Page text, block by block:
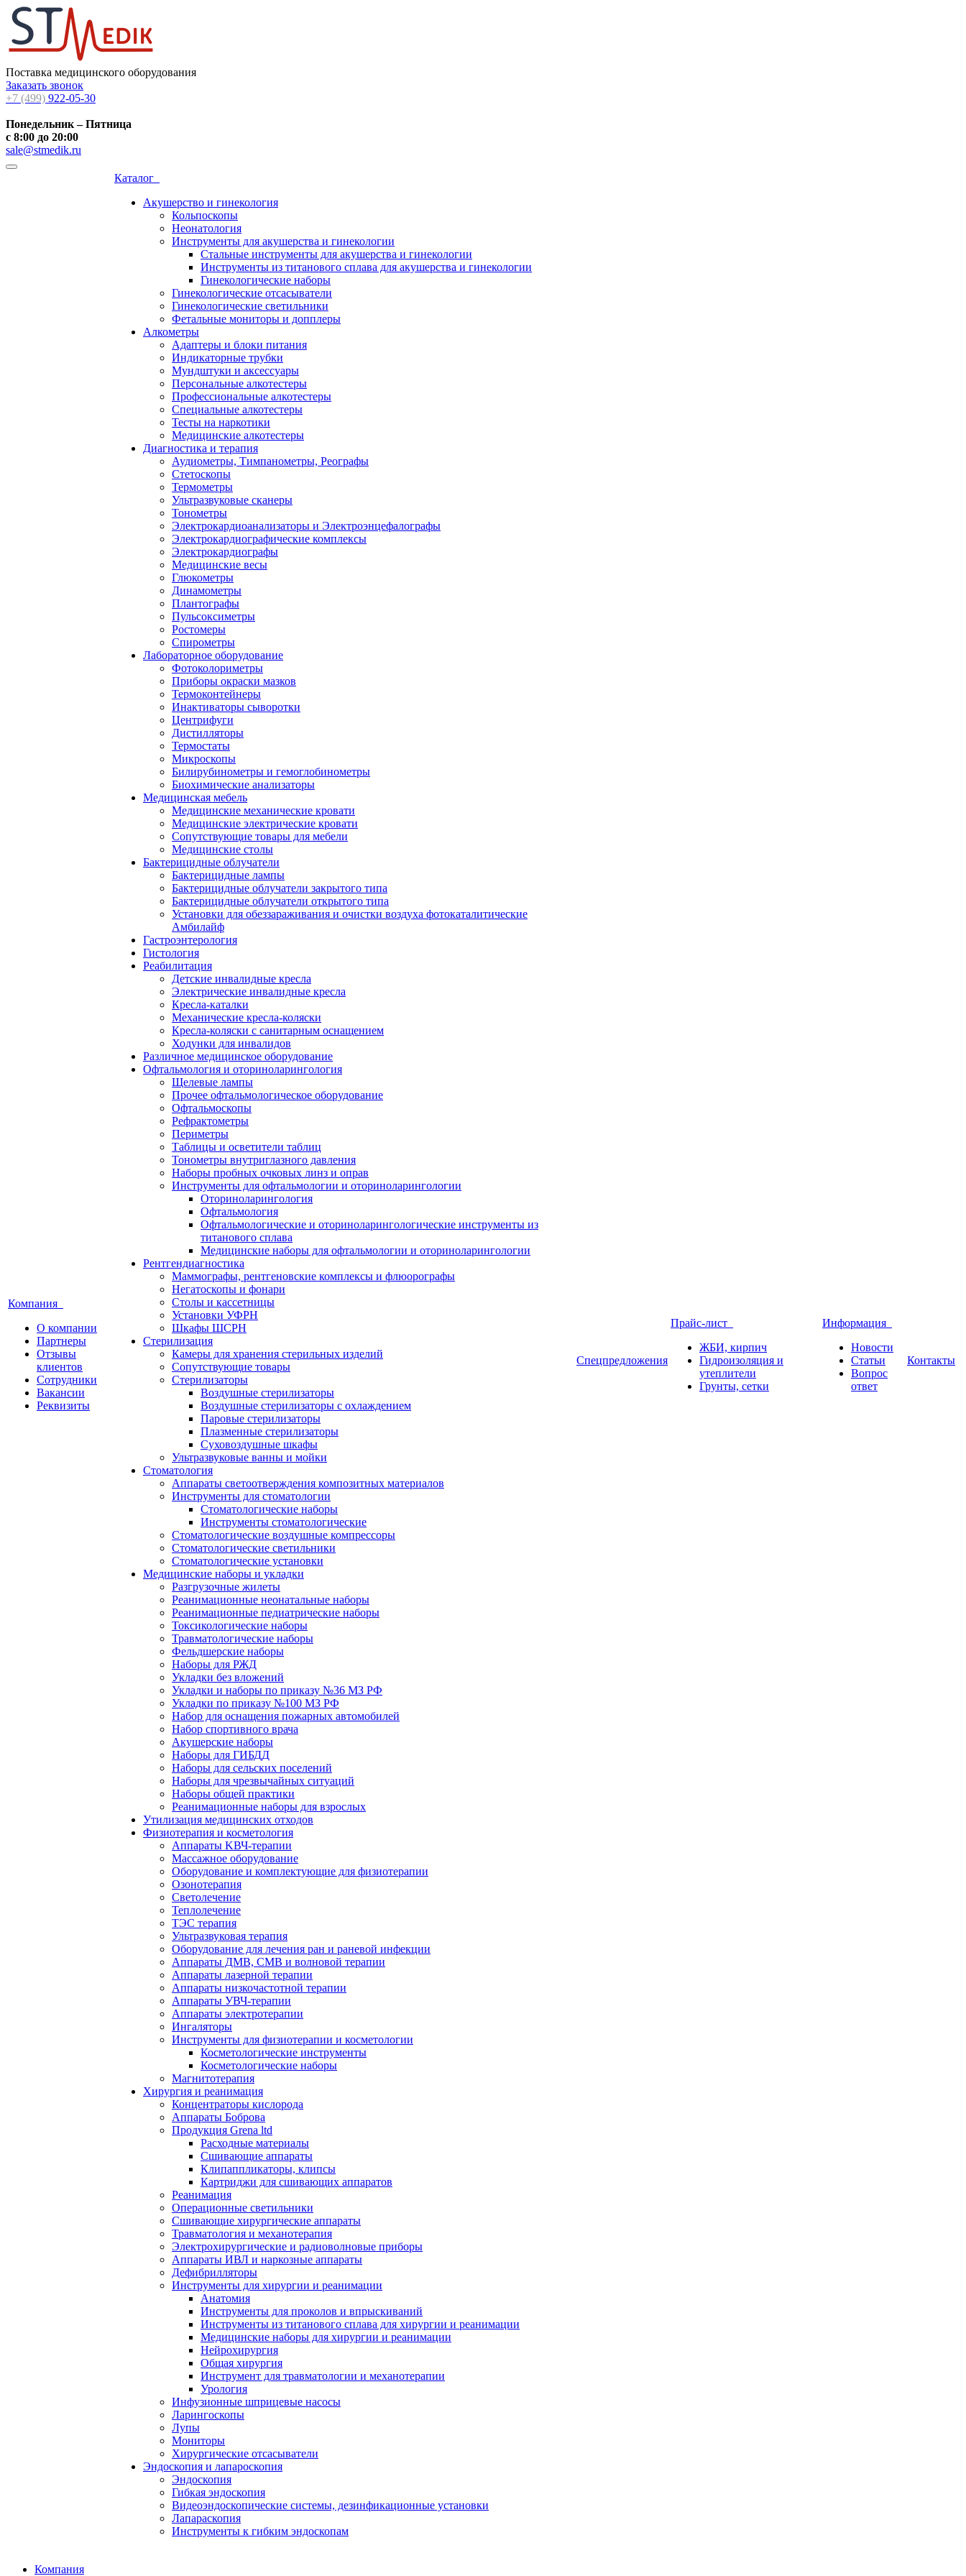
Поставка медицинского оборудования
Заказать звонок
+7 (499) 922-05-30
Понедельник – Пятница
с 8:00 до 20:00
sale@stmedik.ru
Компания
О компании
Партнеры
Отзывы
клиентов
Сотрудники
Вакансии
Реквизиты
Каталог
Акушерство и гинекология
Кольпоскопы
Неонатология
Инструменты для акушерства и гинекологии
Стальные инструменты для акушерства и гинекологии
Инструменты из титанового сплава для акушерства и гинекологии
Гинекологические наборы
Гинекологические отсасыватели
Гинекологические светильники
Фетальные мониторы и допплеры
Алкометры
Адаптеры и блоки питания
Индикаторные трубки
Мундштуки и аксессуары
Персональные алкотестеры
Профессиональные алкотестеры
Специальные алкотестеры
Тесты на наркотики
Медицинские алкотестеры
Диагностика и терапия
Аудиометры, Тимпанометры, Реографы
Стетоскопы
Термометры
Ультразвуковые сканеры
Тонометры
Электрокардиоанализаторы и Электроэнцефалографы
Электрокардиографические комплексы
Электрокардиографы
Медицинские весы
Глюкометры
Динамометры
Плантографы
Пульсоксиметры
Ростомеры
Спирометры
Лабораторное оборудование
Фотоколориметры
Приборы окраски мазков
Термоконтейнеры
Инактиваторы сыворотки
Центрифуги
Дистилляторы
Термостаты
Микроскопы
Билирубинометры и гемоглобинометры
Биохимические анализаторы
Медицинская мебель
Медицинские механические кровати
Медицинские электрические кровати
Сопутствующие товары для мебели
Медицинские столы
Бактерицидные облучатели
Бактерицидные лампы
Бактерицидные облучатели закрытого типа
Бактерицидные облучатели открытого типа
Установки для обеззараживания и очистки воздуха фотокаталитические
Амбилайф
Гастроэнтерология
Гистология
Реабилитация
Детские инвалидные кресла
Электрические инвалидные кресла
Кресла-каталки
Механические кресла-коляски
Кресла-коляски с санитарным оснащением
Ходунки для инвалидов
Различное медицинское оборудование
Офтальмология и оториноларингология
Щелевые лампы
Прочее офтальмологическое оборудование
Офтальмоскопы
Рефрактометры
Периметры
Таблицы и осветители таблиц
Тонометры внутриглазного давления
Наборы пробных очковых линз и оправ
Инструменты для офтальмологии и оториноларингологии
Оториноларингология
Офтальмология
Офтальмологические и оториноларингологические инструменты из
титанового сплава
Медицинские наборы для офтальмологии и оториноларингологии
Рентгендиагностика
Маммографы, рентгеновские комплексы и флюорографы
Негатоскопы и фонари
Столы и кассетницы
Установки УФРН
Шкафы ШСРН
Стерилизация
Камеры для хранения стерильных изделий
Сопутствующие товары
Стерилизаторы
Воздушные стерилизаторы
Воздушные стерилизаторы с охлаждением
Паровые стерилизаторы
Плазменные стерилизаторы
Суховоздушные шкафы
Ультразвуковые ванны и мойки
Стоматология
Аппараты светоотверждения композитных материалов
Инструменты для стоматологии
Стоматологические наборы
Инструменты стоматологические
Стоматологические воздушные компрессоры
Стоматологические светильники
Стоматологические установки
Медицинские наборы и укладки
Разгрузочные жилеты
Реанимационные неонатальные наборы
Реанимационные педиатрические наборы
Токсикологические наборы
Травматологические наборы
Фельдшерские наборы
Наборы для РЖД
Укладки без вложений
Укладки и наборы по приказу №36 МЗ РФ
Укладки по приказу №100 МЗ РФ
Набор для оснащения пожарных автомобилей
Набор спортивного врача
Акушерские наборы
Наборы для ГИБДД
Наборы для сельских поселений
Наборы для чрезвычайных ситуаций
Наборы общей практики
Реанимационные наборы для взрослых
Утилизация медицинских отходов
Физиотерапия и косметология
Аппараты KВЧ-терапии
Массажное оборудование
Оборудование и комплектующие для физиотерапии
Озонотерапия
Светолечение
Теплолечение
ТЭС терапия
Ультразвуковая терапия
Оборудование для лечения ран и раневой инфекции
Аппараты ДМВ, СМВ и волновой терапии
Аппараты лазерной терапии
Аппараты низкочастотной терапии
Аппараты УВЧ-терапии
Аппараты электротерапии
Ингаляторы
Инструменты для физиотерапии и косметологии
Косметологические инструменты
Косметологические наборы
Магнитотерапия
Хирургия и реанимация
Концентраторы кислорода
Аппараты Боброва
Продукция Grena ltd
Расходные материалы
Сшивающие аппараты
Клипаппликаторы, клипсы
Картриджи для сшивающих аппаратов
Реанимация
Операционные светильники
Сшивающие хирургические аппараты
Травматология и механотерапия
Электрохирургические и радиоволновые приборы
Аппараты ИВЛ и наркозные аппараты
Дефибрилляторы
Инструменты для хирургии и реанимации
Анатомия
Инструменты для проколов и впрыскиваний
Инструменты из титанового сплава для хирургии и реанимации
Медицинские наборы для хирургии и реанимации
Нейрохирургия
Общая хирургия
Инструмент для травматологии и механотерапии
Урология
Инфузионные шприцевые насосы
Ларингоскопы
Лупы
Мониторы
Хирургические отсасыватели
Эндоскопия и лапароскопия
Эндоскопия
Гибкая эндоскопия
Видеоэндоскопические системы, дезинфикационные установки
Лапараскопия
Инструменты к гибким эндоскопам
Спецпредложения
Прайс-лист
ЖБИ, кирпич
Гидроизоляция и
утеплители
Грунты, сетки
Информация
Новости
Статьи
Вопрос
ответ
Контакты
Компания